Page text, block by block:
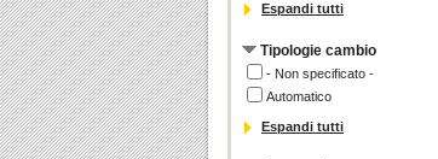
Espandi tutti
Tipologie cambio
- Non specificato -
Automatico
Espandi tutti